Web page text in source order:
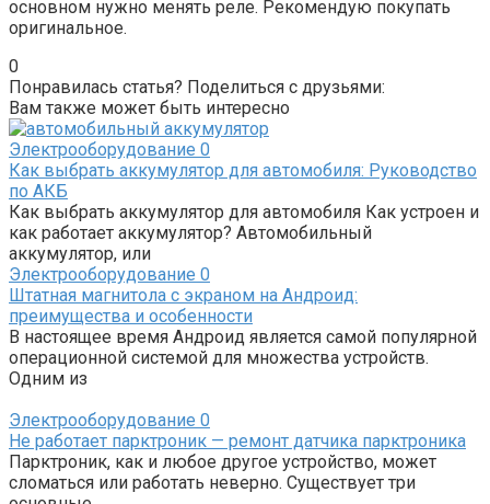
основном нужно менять реле. Рекомендую покупать
оригинальное.
0
Понравилась статья? Поделиться с друзьями:
Вам также может быть интересно
Электрооборудование 0
Как выбрать аккумулятор для автомобиля: Руководство
по АКБ
Как выбрать аккумулятор для автомобиля Как устроен и
как работает аккумулятор? Автомобильный
аккумулятор, или
Электрооборудование 0
Штатная магнитола с экраном на Андроид:
преимущества и особенности
В настоящее время Андроид является самой популярной
операционной системой для множества устройств.
Одним из
Электрооборудование 0
Не работает парктроник — ремонт датчика парктроника
Парктроник, как и любое другое устройство, может
сломаться или работать неверно. Существует три